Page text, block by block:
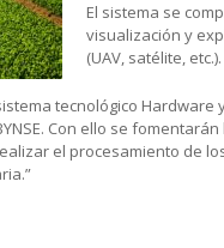
El sistema se
visualización y
(UAV, satélite, etc.).
tecnológico
Con ello se
el procesamiento de